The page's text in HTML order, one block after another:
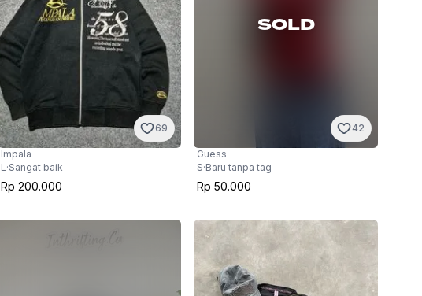
69
Impala
L ·Sangat baik
Rp 200.000
SOLD
42
Guess
S·Baru tanpa tag
Rp 50.000